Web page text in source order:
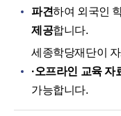
파견하여 외국인
제공합니다.
세종학당재단이
·오프라인 교육 자
가능합니다.